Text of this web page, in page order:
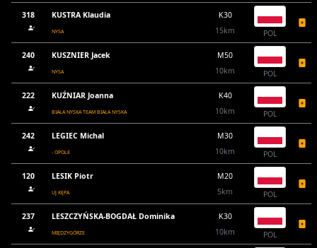
318 KUSTRA Klaudia
NYSA
K30
15km
POL
240 KUSZNIER Jacek
NYSA
M50
10km
POL
222 KUŹNIAR Joanna
BIAŁA NYSKA TEAM BIAŁA NYSKA
K40
10km
POL
242 LEGIEC Michal
- OPOLE
M30
10km
POL
120 LESIK Piotr
UJ KĘPA
M20
5km
POL
237 LESZCZYŃSKA-BOGDAŁ Dominika
MIĘDZYGÓRZE
K30
10km
POL